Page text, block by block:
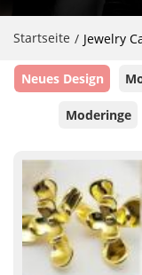
Startseite / Jewelry
Neues Design
Moderinge